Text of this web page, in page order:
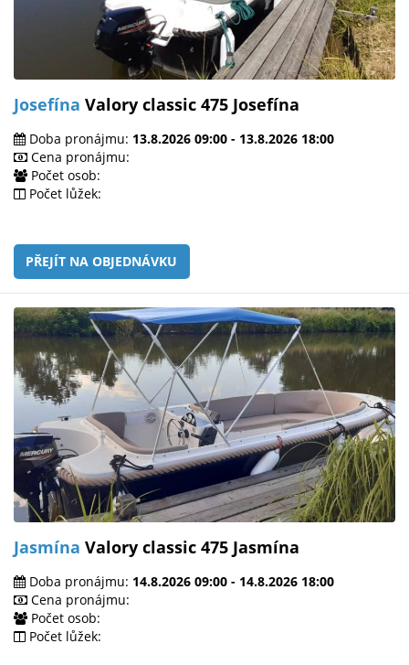
Josefína Valory classic 475 Josefína
Doba pronájmu: 13.8.2026 09:00 - 13.8.2026 18:00
Cena pronájmu:
Počet osob:
Počet lůžek:
PŘEJÍT NA OBJEDNÁVKU
Jasmína Valory classic 475 Jasmína
Doba pronájmu: 14.8.2026 09:00 - 14.8.2026 18:00
Cena pronájmu:
Počet osob:
Počet lůžek: